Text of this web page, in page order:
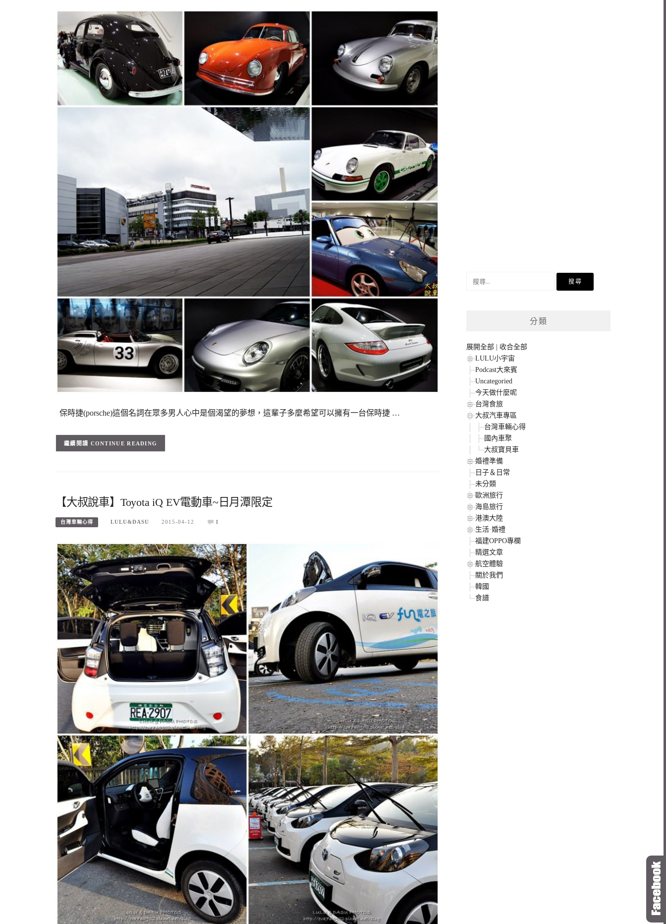
保時捷(porsche)這個名詞在眾多男人心中是個渴望的夢想，這輩子多麼希望可以擁有一台保時捷 …
CONTINUE READING
【大叔說車】Toyota iQ EV電動車~日月潭限定
台灣車輛心得 LULU&DASU 2015-04-12 1
分類
展開全部
收合全部
LULU小宇宙
Podcast大來賓
Uncategoried
今天做什麼呢
台灣食旅
大叔汽車專區
台灣車輛心得
國內車聚
大叔寶貝車
婚禮準備
日子＆日常
未分類
歐洲旅行
海島旅行
港澳大陸
生活·婚禮
福建OPPO專欄
精選文章
航空體驗
關於我們
韓國
食譜